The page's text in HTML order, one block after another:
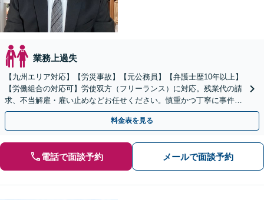
業務上過失
【九州エリア対応】【労災事故】【元公務員】【弁護士歴10年以上】
【労働組合の対応可】労使双方（フリーランス）に対応。残業代の請
求、不当解雇・雇い止めなどお任せください。慎重かつ丁寧に事件解
決へと進めます。
料金表を見る
電話で面談予約 メールで面談予約